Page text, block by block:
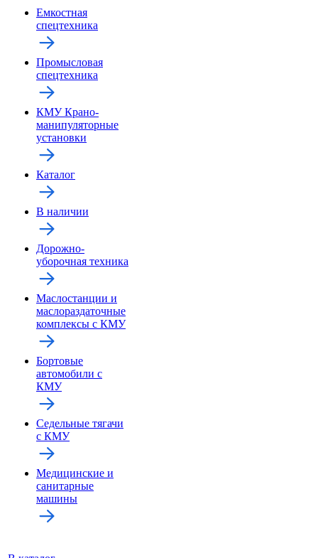
Емкостная
спецтехника
Промысловая
спецтехника
КМУ Крано-
манипуляторные
установки
Каталог
В наличии
Дорожно-
уборочная техника
Маслостанции и
маслораздаточные
комплексы с КМУ
Бортовые
автомобили с
КМУ
Седельные тягачи
с КМУ
Медицинские и
санитарные
машины